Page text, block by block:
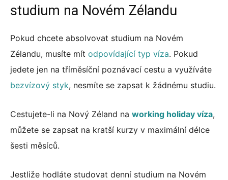
studium na Novém Zélandu
Pokud chcete absolvovat studium na Novém
Zélandu, musíte mít odpovídající typ víza. Pokud
jedete jen na tříměsíční poznávací cestu a využíváte
bezvízový styk, nesmíte se zapsat k žádnému studiu.
Cestujete-li na Nový Zéland na working holiday víza,
můžete se zapsat na kratší kurzy v maximální délce
šesti měsíců.
Jestliže hodláte studovat denní studium na Novém